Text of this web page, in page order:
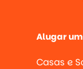
Alugar
Casas e